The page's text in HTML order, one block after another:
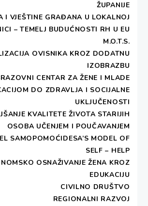
ŽUPANIJE
I VJEŠTINE GRAĐANA U LOKALNOJ
– TEMELJ BUDUĆNOSTI RH U EU
M.O.T.S.
OVISNIKA KROZ DODATNU
IZOBRAZBU
CENTAR ZA ŽENE I MLADE
DO ZDRAVLJA I SOCIJALNE
UKLJUČENOSTI
KVALITETE ŽIVOTA STARIJIH
OSOBA UČENJEM I POUČAVANJEM
SAMOPOMOĆIDESA’S MODEL OF
SELF – HELP
OSNAŽIVANJE ŽENA KROZ
EDUKACIJU
CIVILNO DRUŠTVO
REGIONALNI RAZVOJ